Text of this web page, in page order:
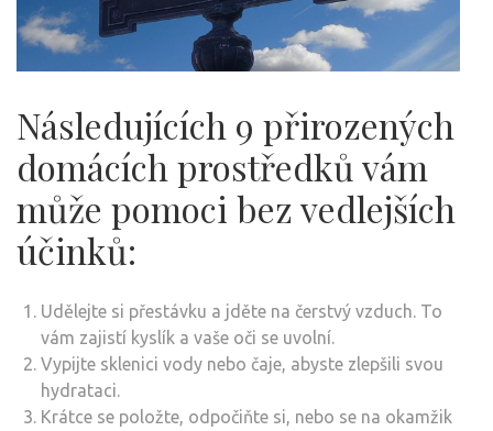
Následujících 9 přirozených
domácích prostředků vám
může pomoci bez vedlejších
účinků:
Udělejte si přestávku a jděte na čerstvý vzduch. To
vám zajistí kyslík a vaše oči se uvolní.
Vypijte sklenici vody nebo čaje, abyste zlepšili svou
hydrataci.
Krátce se položte, odpočiňte si, nebo se na okamžik